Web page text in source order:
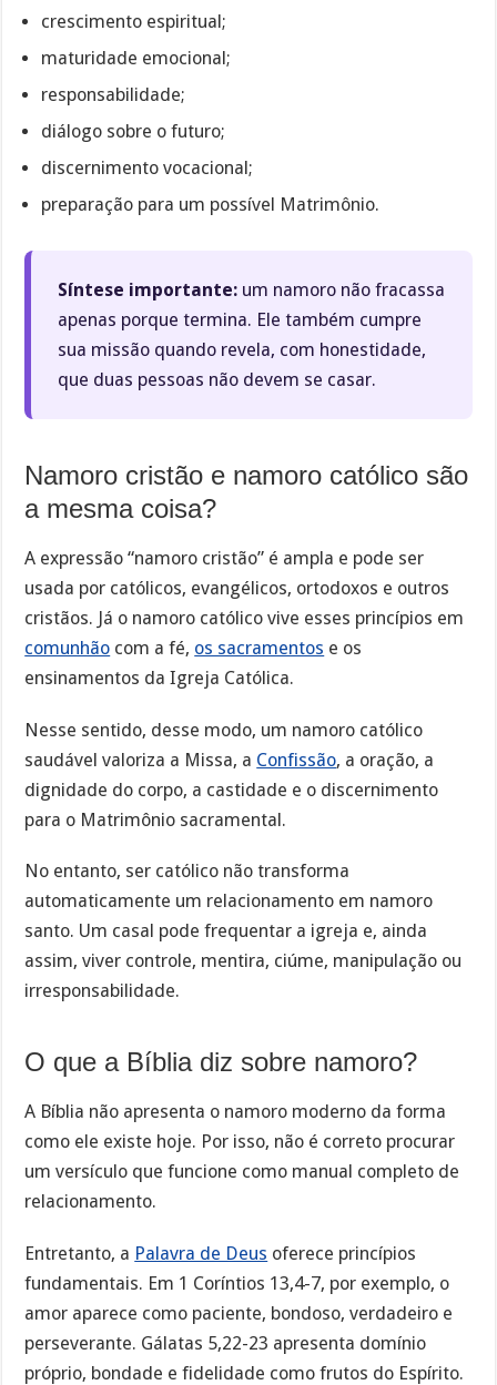
crescimento espiritual;
maturidade emocional;
responsabilidade;
diálogo sobre o futuro;
discernimento vocacional;
preparação para um possível Matrimônio.
Síntese importante: um namoro não fracassa
apenas porque termina. Ele também cumpre
sua missão quando revela, com honestidade,
que duas pessoas não devem se casar.
Namoro cristão e namoro católico são
a mesma coisa?
A expressão “namoro cristão” é ampla e pode ser
usada por católicos, evangélicos, ortodoxos e outros
cristãos. Já o namoro católico vive esses princípios em
comunhão com a fé, os sacramentos e os
ensinamentos da Igreja Católica.
Nesse sentido, desse modo, um namoro católico
saudável valoriza a Missa, a Confissão, a oração, a
dignidade do corpo, a castidade e o discernimento
para o Matrimônio sacramental.
No entanto, ser católico não transforma
automaticamente um relacionamento em namoro
santo. Um casal pode frequentar a igreja e, ainda
assim, viver controle, mentira, ciúme, manipulação ou
irresponsabilidade.
O que a Bíblia diz sobre namoro?
A Bíblia não apresenta o namoro moderno da forma
como ele existe hoje. Por isso, não é correto procurar
um versículo que funcione como manual completo de
relacionamento.
Entretanto, a Palavra de Deus oferece princípios
fundamentais. Em 1 Coríntios 13,4-7, por exemplo, o
amor aparece como paciente, bondoso, verdadeiro e
perseverante. Gálatas 5,22-23 apresenta domínio
próprio, bondade e fidelidade como frutos do Espírito.